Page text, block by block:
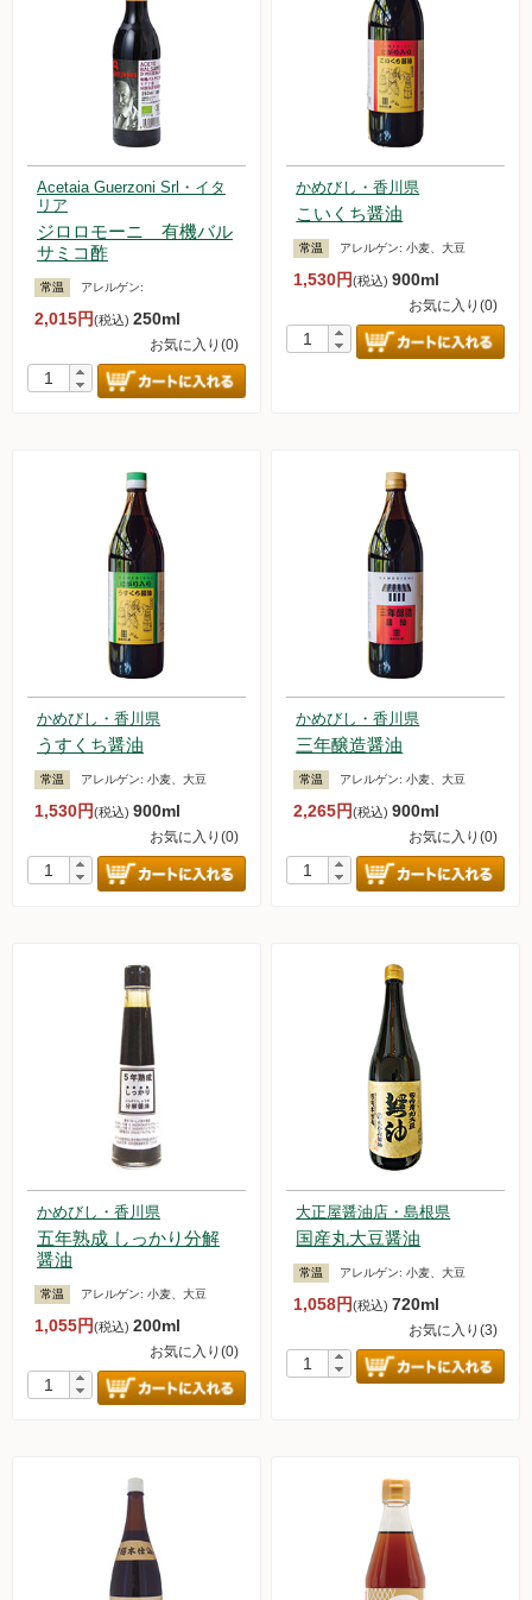
Acetaia Guerzoni Srl・イタ
リア
ジロロモーニ 有機バル
サミコ酢
常温 アレルゲン:
2,015円(税込) 250ml
お気に入り(0)
かめびし・香川県
こいくち醤油
常温 アレルゲン:小麦、大豆
1,530円(税込)900ml
お気に入り(0)
かめびし・香川県
うすくち醤油
常温 アレルゲン: 小麦、大豆
1,530円(税込) 900ml
お気に入り(0)
かめびし・香川県
三年醸造醤油
常温 アレルゲン:小麦、大豆
2,265円(税込)900ml
お気に入り(0)
かめびし・香川県
五年熟成 しっかり分解
醤油
常温 アレルゲン: 小麦、大豆
1,055円(税込) 200ml
お気に入り(0)
大正屋醤油店・島根県
国産丸大豆醤油
常温 アレルゲン:小麦、大豆
1,058円(税込)720ml
お気に入り(3)